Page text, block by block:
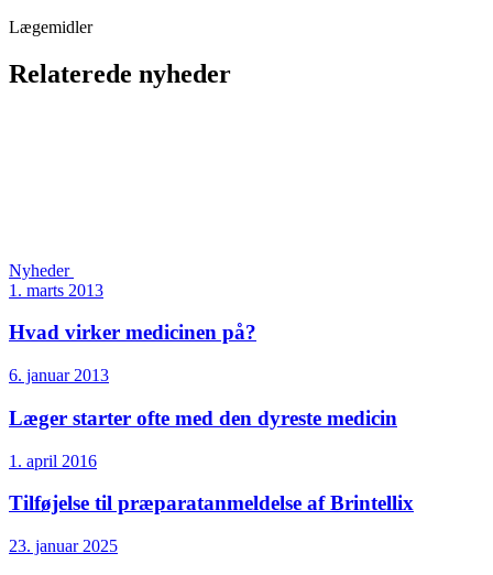
Lægemidler
Relaterede nyheder
Nyheder
1. marts 2013
Hvad virker medicinen på?
6. januar 2013
Læger starter ofte med den dyreste medicin
1. april 2016
Tilføjelse til præparatanmeldelse af Brintellix
23. januar 2025